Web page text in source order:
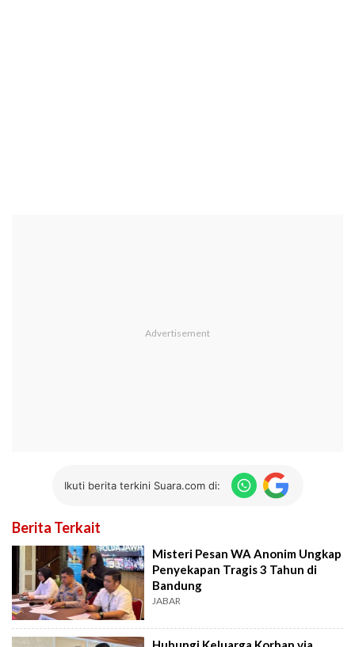
Ikuti berita terkini Suara.com di:
Berita Terkait
Misteri Pesan WA Anonim Ungkap
Penyekapan Tragis 3 Tahun di
Bandung
JABAR